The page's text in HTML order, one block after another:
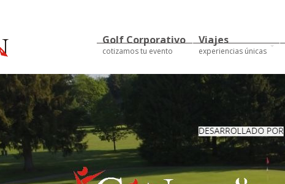
Golf Corporativo
cotizamos tu evento
Viajes
experiencias únicas